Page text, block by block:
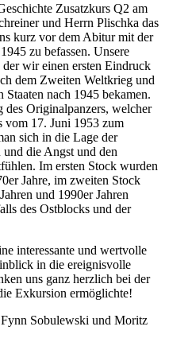
Zusatzkurs Q2 am
und Herrn Plischka das
kurz vor dem Abitur mit der
zu befassen. Unsere
wir einen ersten Eindruck
dem Zweiten Weltkrieg und
Staaten nach 1945 bekamen.
Originalpanzers, welcher
vom 17. Juni 1953 zum
sich in die Lage der
und die Angst und den
Im ersten Stock wurden
Jahre, im zweiten Stock
und 1990er Jahren
des Ostblocks und der
interessante und wertvolle
in die ereignisvolle
uns ganz herzlich bei der
Exkursion ermöglichte!
Sobulewski und Moritz